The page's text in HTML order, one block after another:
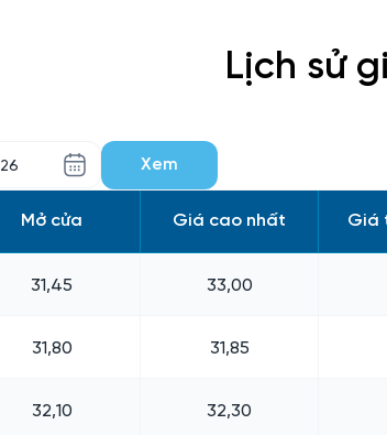
Lịch sử
Xem
Mở cửa Giá cao nhất Giá
31,45 33,00
31,80 31,85
32,10 32,30